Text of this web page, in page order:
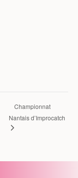
Championnat
Nantais d’Improcatch